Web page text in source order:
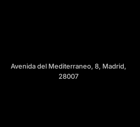
Avenida del Mediterraneo, 8, Madrid,
28007